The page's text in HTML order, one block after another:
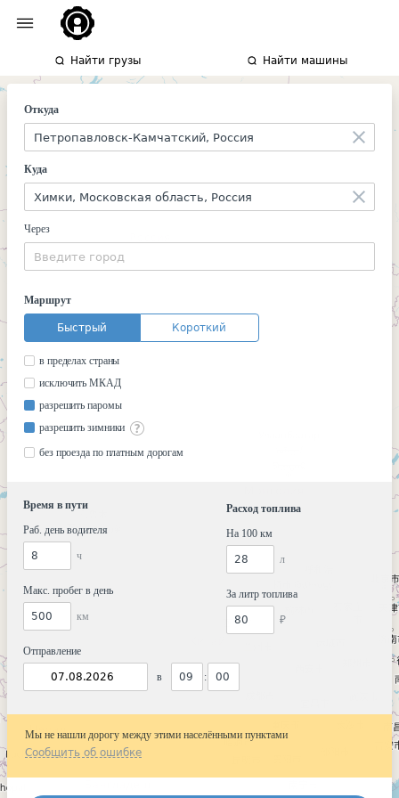
Найти грузы Найти машины
Откуда
Куда
Через
Маршрут
Быстрый Короткий
в пределах страны
исключить МКАД
разрешить паромы
разрешить зимники
без проезда по платным дорогам
Время в пути
Раб. день водителя
ч
Макс. пробег в день
км
Отправление
в :
Расход топлива
На 100 км
л
За литр топлива
₽
Мы не нашли дорогу между этими населёнными пунктами
Сообщить об ошибке